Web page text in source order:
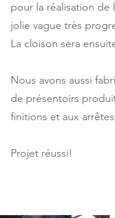
pour la réalisation
jolie vague très
La cloison sera
Nous avons aussi
de présentoirs
finitions et aux
Projet réussi!